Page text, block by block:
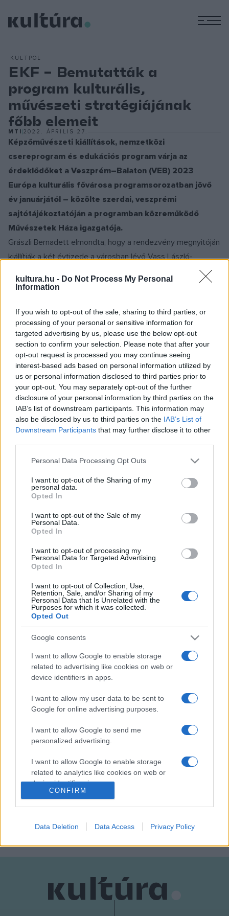
kultura.hu - Do Not Process My Personal
Information
If you wish to opt-out of the sale, sharing to third parties, or
processing of your personal or sensitive information for
targeted advertising by us, please use the below opt-out
section to confirm your selection. Please note that after your
opt-out request is processed you may continue seeing
interest-based ads based on personal information utilized by
us or personal information disclosed to third parties prior to
your opt-out. You may separately opt-out of the further
disclosure of your personal information by third parties on the
IAB’s list of downstream participants. This information may
also be disclosed by us to third parties on the IAB’s List of
Downstream Participants that may further disclose it to other
Please note that this website/app uses one or more Google
not limited to your visit or usage behaviour. You may click to
grant or deny consent to Google and its third-party tags to
use your data for below specified purposes in below Google
consent section.
Personal Data Processing Opt Outs
I want to opt-out of the Sharing of my
personal data.
Opted In
I want to opt-out of the Sale of my
Personal Data.
Opted In
I want to opt-out of processing my
Personal Data for Targeted Advertising.
Opted In
I want to opt-out of Collection, Use,
Retention, Sale, and/or Sharing of my
Personal Data that Is Unrelated with the
Purposes for which it was collected.
Opted Out
Google consents
I want to allow Google to enable storage
related to advertising like cookies on web or
device identifiers in apps.
I want to allow my user data to be sent to
Google for online advertising purposes.
I want to allow Google to send me
personalized advertising.
I want to allow Google to enable storage
related to analytics like cookies on web or
device identifiers in apps.
related to personalization.
related to security, including authentication
functionality and fraud prevention, and other
user protection.
CONFIRM
Data Deletion Data Access Privacy Policy
KULTPOL
EKF – Bemutatták a
program kulturális,
művészeti stratégiájának
főbb elemeit
MTI 2022. ÁPRILIS 27.
Képzőművészeti kiállítások, nemzetközi
csereprogram és edukációs program várja az
érdeklődőket a Veszprém–Balaton (VEB) 2023
Európa kulturális fővárosa programsorozatban jövő
év januárjától – közölte szerdai, veszprémi
sajtótájékoztatóján a programban közreműködő
Művészetek Háza igazgatója.
Grászli Bernadett elmondta, hogy a rendezvény megnyitóján
kiállítják a két évtizede a városban lévő Vass László-
gyűjtemény legjelentősebb darabjait. Ezenkívül az 1960-as
évekből származó, a Balatont idéző plakátokból nyílik tárlat,
majd az érdeklődők – tette hozzá.
ABalaton eyeelnevezésű nemzetközi rezidensprogram
keretében külföldi alkotók vehetnek részt a művésztelep
munkájában, valamint edukációs programsorozat indul a
veszprémi vár területén. Mint mondta, a lelki egészséget
szolgáló programok is lesznek, köztük aCsend napok
eseményei.
Can Togay, a VEB 2023 Európa kulturális fővárosa
művészeti főtanácsadója arról beszélt, hogy a programok a
régiót. Kiemelte, hogy számos esemény mellett
megrendezik a
kápolnában állít emléket az 1970-es évek elején Galántai
György által megrendezett tárlatnak. Felidézte: az
Az akkori kiállító művészek közül néhányan, köztük Bak Imre
és Maurer Dóra kiállítása a balatonfüredi Vaszary Galériában
látható majd – fűzte hozzá. Porga Gyula, Veszprém
polgármestere (Fidesz–KDNP) azt emelte ki, hogy a város
számos művészeti és kulturális intézménye közösen
dolgozik a program megvalósításán azért, hogy a
rendezvények a kulturális évadot követően is látogathatók
legyenek.
Fotó: MTI/Vasvári Tamás
EURÓPA KULTURÁLIS FŐVÁROSA 2023
VESZPRÉM–BALATON EURÓPA KULTURÁLIS FŐVÁROSA